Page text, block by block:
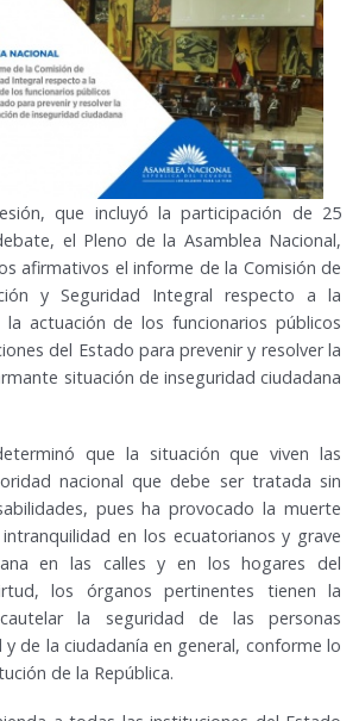
que incluyó la participación de 25
el Pleno de la Asamblea Nacional,
afirmativos el informe de la Comisión de
y Seguridad Integral respecto a la
la actuación de los funcionarios públicos
del Estado para prevenir y resolver la
situación de inseguridad ciudadana
que la situación que viven las
nacional que debe ser tratada sin
pues ha provocado la muerte
en los ecuatorianos y grave
en las calles y en los hogares del
los órganos pertinentes tienen la
la seguridad de las personas
de la ciudadanía en general, conforme lo
de la República.